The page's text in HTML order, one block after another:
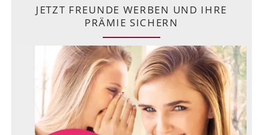
JETZT FREUNDE WERBEN UND IHRE
PRÄMIE SICHERN